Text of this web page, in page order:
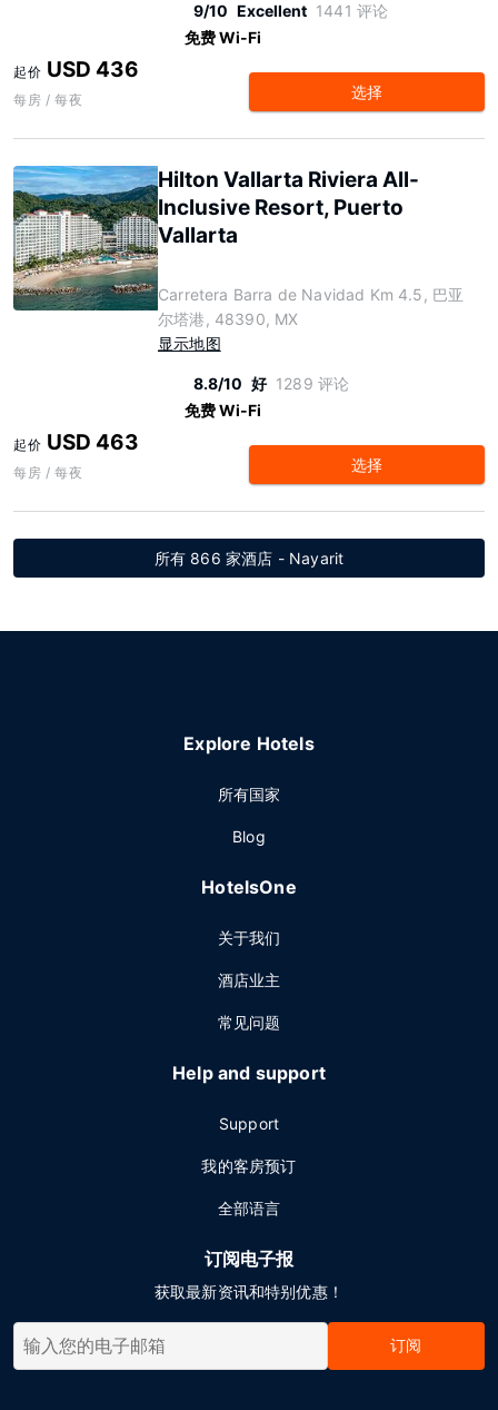
9/10 Excellent 1441 评论
免费 Wi-Fi
起价 USD 436
每房 / 每夜 选择
Hilton Vallarta Riviera All-
Inclusive Resort, Puerto
Vallarta
Carretera Barra de Navidad Km 4.5, 巴亚
尔塔港, 48390, MX
显示地图
8.8/10 好 1289 评论
免费 Wi-Fi
起价 USD 463
每房 / 每夜 选择
所有 866 家酒店 - Nayarit
Explore Hotels
所有国家
Blog
HotelsOne
关于我们
酒店业主
常见问题
Help and support
Support
我的客房预订
全部语言
订阅电子报
获取最新资讯和特别优惠！
订阅